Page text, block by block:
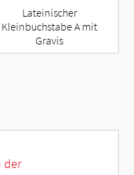
Lateinischer
Kleinbuchstabe A mit
Gravis
der